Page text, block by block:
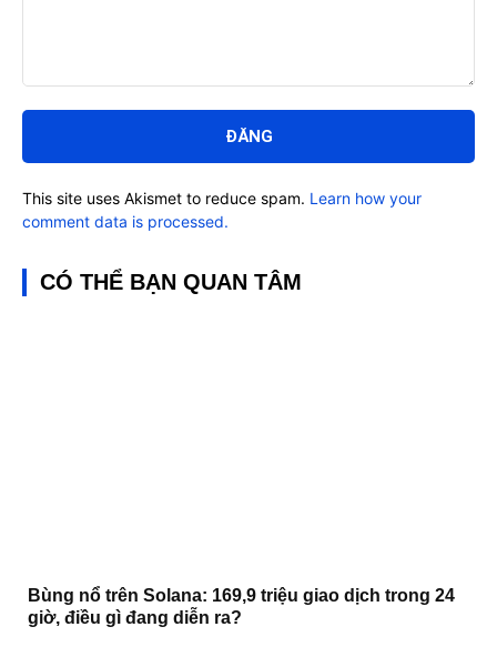
luận:
This site uses Akismet to reduce spam. Learn how your
comment data is processed.
CÓ THỂ BẠN QUAN TÂM
Bùng nổ trên Solana: 169,9 triệu giao dịch trong 24
giờ, điều gì đang diễn ra?